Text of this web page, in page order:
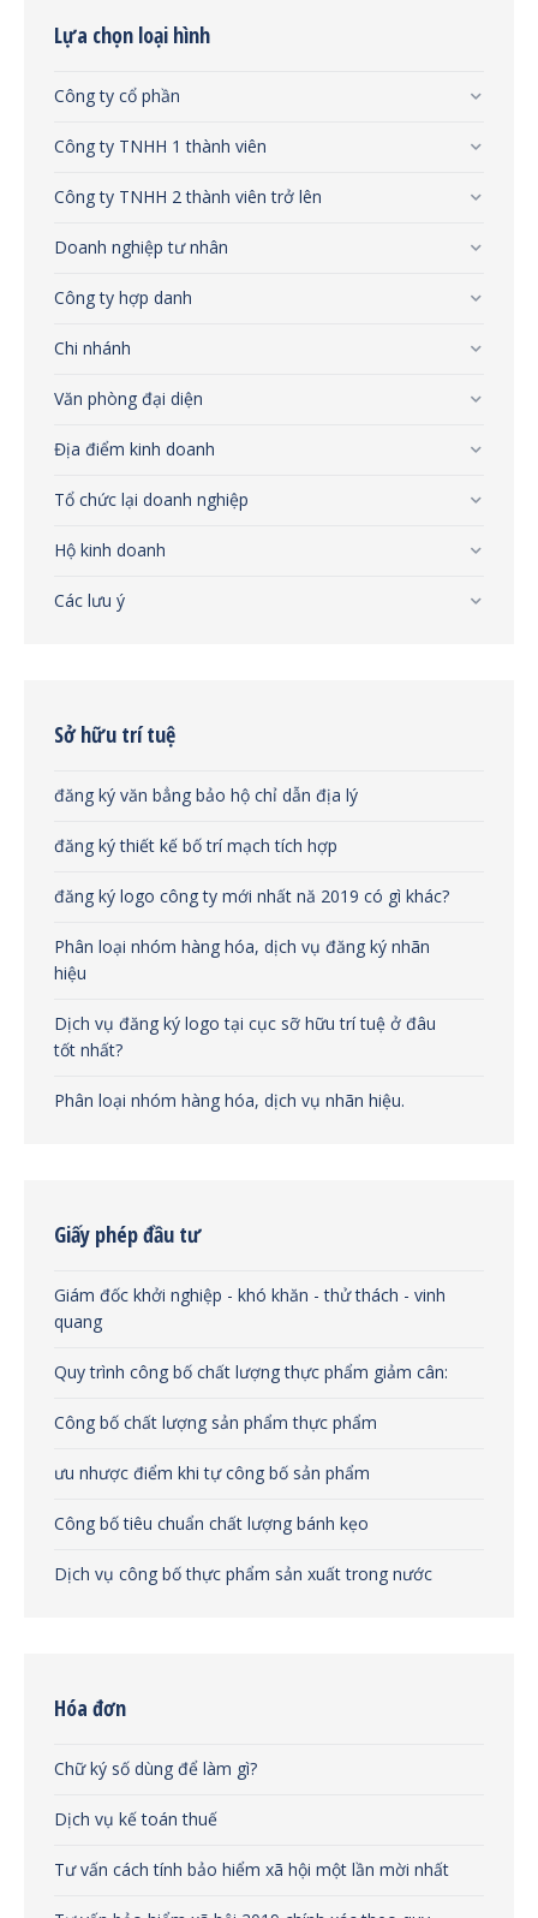
Lựa chọn loại hình
Công ty cổ phần
Công ty TNHH 1 thành viên
Công ty TNHH 2 thành viên trở lên
Doanh nghiệp tư nhân
Công ty hợp danh
Chi nhánh
Văn phòng đại diện
Địa điểm kinh doanh
Tổ chức lại doanh nghiệp
Hộ kinh doanh
Các lưu ý
Sở hữu trí tuệ
đăng ký văn bẳng bảo hộ chỉ dẫn địa lý
đăng ký thiết kế bố trí mạch tích hợp
đăng ký logo công ty mới nhất nă 2019 có gì khác?
Phân loại nhóm hàng hóa, dịch vụ đăng ký nhãn
hiệu
Dịch vụ đăng ký logo tại cục sỡ hữu trí tuệ ở đâu
tốt nhất?
Phân loại nhóm hàng hóa, dịch vụ nhãn hiệu.
Giấy phép đầu tư
Giám đốc khởi nghiệp - khó khăn - thử thách - vinh
quang
Quy trình công bố chất lượng thực phẩm giảm cân:
Công bố chất lượng sản phẩm thực phẩm
ưu nhược điểm khi tự công bố sản phẩm
Công bố tiêu chuẩn chất lượng bánh kẹo
Dịch vụ công bố thực phẩm sản xuất trong nước
Hóa đơn
Chữ ký số dùng để làm gì?
Dịch vụ kế toán thuế
Tư vấn cách tính bảo hiểm xã hội một lần mời nhất